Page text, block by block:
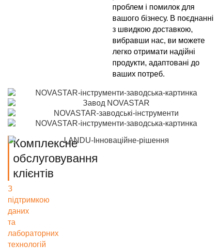
проблем і помилок для
вашого бізнесу. В поєднанні
з швидкою доставкою,
вибравши нас, ви можете
легко отримати надійні
продукти, адаптовані до
ваших потреб.
Комплексне
обслуговування
клієнтів
З
підтримкою
даних
та
лабораторних
технологій